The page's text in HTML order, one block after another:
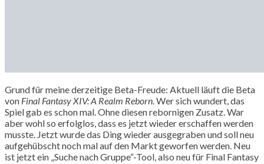
Grund für meine derzeitige Beta-Freude: Aktuell läuft die Beta
von Final Fantasy XIV: A Realm Reborn . Wer sich wundert, das
Spiel gab es schon mal. Ohne diesen rebornigen Zusatz. War
aber wohl so erfolglos, dass es jetzt wieder erschaffen werden
musste. Jetzt wurde das Ding wieder ausgegraben und soll neu
aufgehübscht noch mal auf den Markt geworfen werden. Neu
ist jetzt ein „Suche nach Gruppe“-Tool, also neu für Final Fantasy